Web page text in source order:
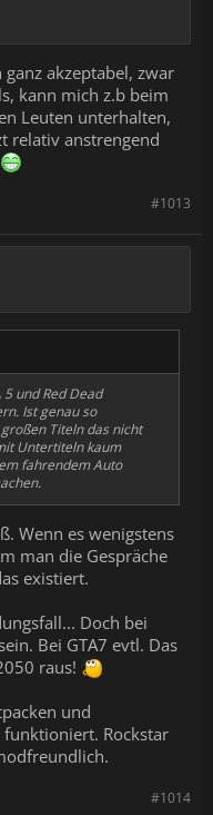
akzeptabel, zwar
kann mich z.b beim
Leuten unterhalten,
relativ anstrengend
#1013
und Red Dead
Ist genau so
Titeln das nicht
Untertiteln kaum
fahrendem Auto
Wenn es wenigstens
man die Gespräche
existiert.
Doch bei
Bei GTA7 evtl. Das
raus!
und
Rockstar
#1014